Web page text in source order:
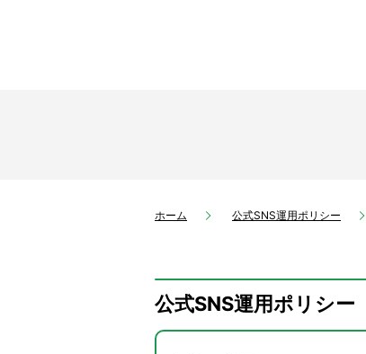
ホーム 公式SNS運用ポリシー
公式SNS運用ポリシー